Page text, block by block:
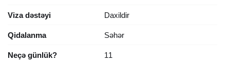
Viza dəstəyi Daxildir
Qidalanma Səhər
Neçə günlük? 11